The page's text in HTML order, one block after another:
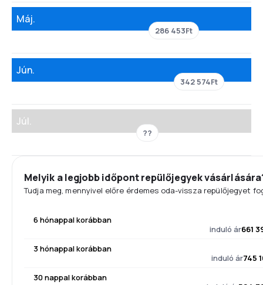
Máj.
286 453Ft
Jún.
342 574Ft
Júl.
??
Melyik a legjobb időpont repülőjegyek
Tudja meg, mennyivel előre érdemes oda-vissza repülőjegyet
6 hónappal korábban
induló ár661
3 hónappal korábban
induló ár745
30 nappal korábban